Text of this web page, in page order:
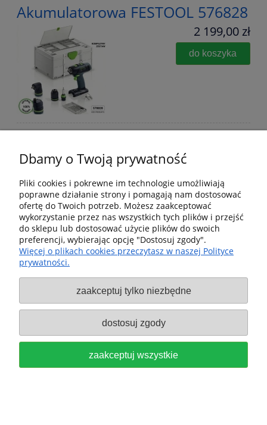
Akumulatorowa FESTOOL 576828
2 199,00 zł
do koszyka
MAFELL PILARKO ZAGŁĘBIARKA
AKUMULATOROWA MT 55 18 M
BL SYSTENER T-MAX 91B425 + 2
AKU PowerTank + ŁADOWARKA +
Akumulator 094513
6 126,63 zł
Dbamy o Twoją prywatność
Pliki cookies i pokrewne im technologie umożliwiają
poprawne działanie strony i pomagają nam dostosować
ofertę do Twoich potrzeb. Możesz zaakceptować
wykorzystanie przez nas wszystkich tych plików i przejść
do sklepu lub dostosować użycie plików do swoich
preferencji, wybierając opcję "Dostosuj zgody".
Więcej o plikach cookies przeczytasz w naszej Polityce
prywatności.
zaakceptuj tylko niezbędne
dostosuj zgody
zaakceptuj wszystkie